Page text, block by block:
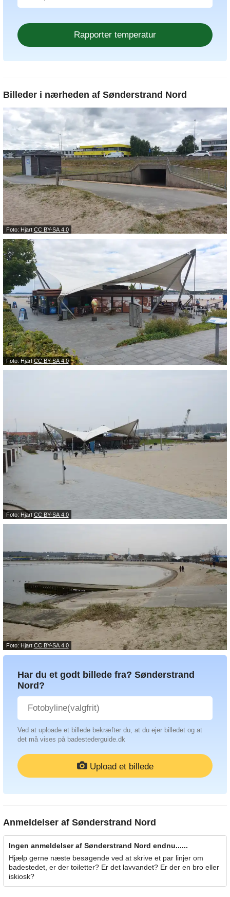
Billeder i nærheden af Sønderstrand Nord
Foto: Hjart CC BY-SA 4.0
Foto: HjartCC BY-SA 4.0
Foto: Hjart CC BY-SA 4.0
Foto: Hjart CC BY-SA 4.0
Har du et godt billede fra? Sønderstrand
Nord?
Ved at uploade et billede bekræfter du, at du ejer billedet og at
det må vises på badestederguide.dk
Upload et billede
Anmeldelser af Sønderstrand Nord
Ingen anmeldelser af Sønderstrand Nord endnu......
Hjælp gerne næste besøgende ved at skrive et par linjer om
badestedet, er der toiletter? Er det lavvandet? Er der en bro eller
iskiosk?